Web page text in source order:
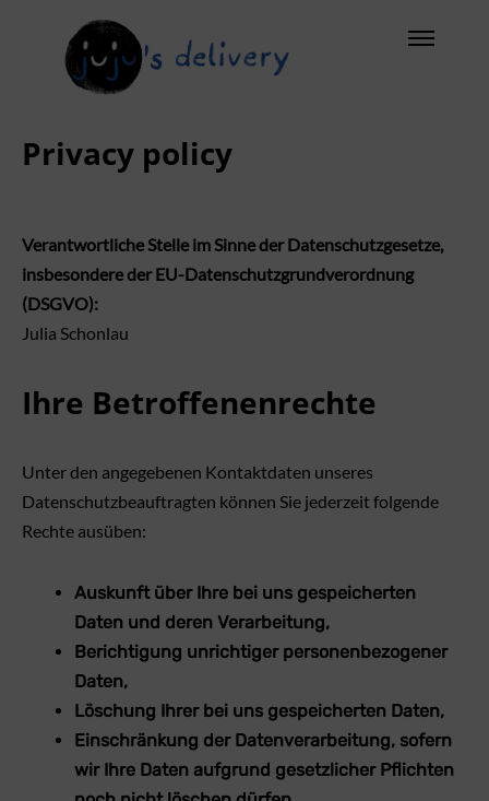
Privacy policy
Verantwortliche Stelle im Sinne der Datenschutzgesetze,
insbesondere der EU-Datenschutzgrundverordnung
(DSGVO):
Julia Schonlau
Ihre Betroffenenrechte
Unter den angegebenen Kontaktdaten unseres
Datenschutzbeauftragten können Sie jederzeit folgende
Rechte ausüben:
Auskunft über Ihre bei uns gespeicherten
Daten und deren Verarbeitung,
Berichtigung unrichtiger personenbezogener
Daten,
Löschung Ihrer bei uns gespeicherten Daten,
Einschränkung der Datenverarbeitung, sofern
wir Ihre Daten aufgrund gesetzlicher Pflichten